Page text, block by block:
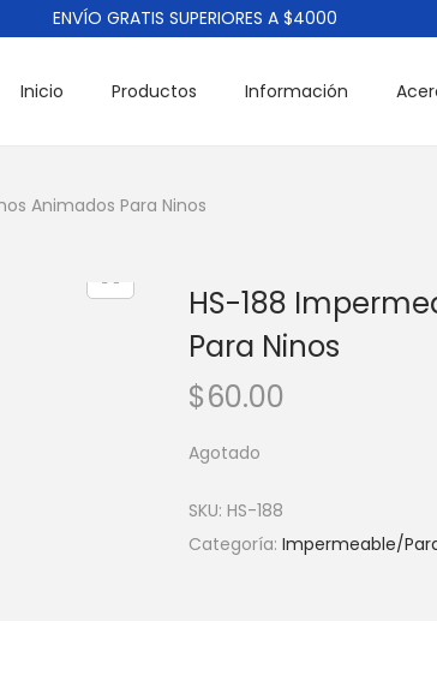
ENVÍO GRATIS SUPERIORES A $4000
Inicio Productos Información
Animados Para Ninos
HS-188
Para Ninos
$60.00
Agotado
SKU: HS-188
Categoría: Impermeable/